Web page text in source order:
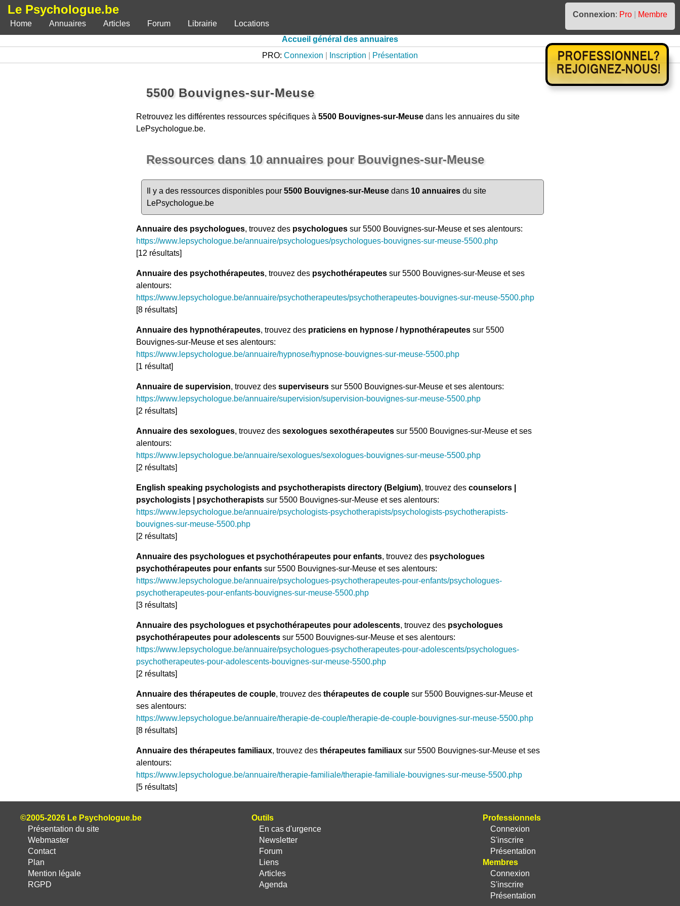
Le Psychologue.be Connexion: Pro
Membre
Home
Annuaires Articles Forum Librairie
Locations
Accueil général des annuaires
PRO: Connexion Inscription Présentation
5500 Bouvignes-sur-Meuse
Retrouvez les différentes ressources spécifiques à 5500 Bouvignes-sur-Meusedans les annuaires du site
LePsychologue.be.
Ressources dans 10 annuaires pour Bouvignes-sur-Meuse
Il y a des ressources disponibles pour 5500 Bouvignes-sur-Meusedans 10 annuairesdu site
LePsychologue.be
Annuaire des psychologues, trouvez des psychologuessur 5500 Bouvignes-sur-Meuse et ses alentours:
https://www.lepsychologue.be/annuaire/psychologues/psychologues-bouvignes-sur-meuse-5500.php
[12 résultats]
Annuaire des psychothérapeutes, trouvez des psychothérapeutessur 5500 Bouvignes-sur-Meuse et ses
alentours:
https://www.lepsychologue.be/annuaire/psychotherapeutes/psychotherapeutes-bouvignes-sur-meuse-5500.php
[8 résultats]
Annuaire des hypnothérapeutes, trouvez des praticiens en hypnose / hypnothérapeutessur 5500
Bouvignes-sur-Meuse et ses alentours:
https://www.lepsychologue.be/annuaire/hypnose/hypnose-bouvignes-sur-meuse-5500.php
[1 résultat]
Annuaire de supervision, trouvez des superviseurssur 5500 Bouvignes-sur-Meuse et ses alentours:
https://www.lepsychologue.be/annuaire/supervision/supervision-bouvignes-sur-meuse-5500.php
[2 résultats]
Annuaire des sexologues, trouvez des sexologues sexothérapeutessur 5500 Bouvignes-sur-Meuse et ses
alentours:
https://www.lepsychologue.be/annuaire/sexologues/sexologues-bouvignes-sur-meuse-5500.php
[2 résultats]
English speaking psychologists and psychotherapists directory (Belgium), trouvez des counselors |
psychologists | psychotherapistssur 5500 Bouvignes-sur-Meuse et ses alentours:
https://www.lepsychologue.be/annuaire/psychologists-psychotherapists/psychologists-psychotherapists-
bouvignes-sur-meuse-5500.php
[2 résultats]
Annuaire des psychologues et psychothérapeutes pour enfants, trouvez des psychologues
psychothérapeutes pour enfantssur 5500 Bouvignes-sur-Meuse et ses alentours:
https://www.lepsychologue.be/annuaire/psychologues-psychotherapeutes-pour-enfants/psychologues-
psychotherapeutes-pour-enfants-bouvignes-sur-meuse-5500.php
[3 résultats]
Annuaire des psychologues et psychothérapeutes pour adolescents, trouvez des psychologues
psychothérapeutes pour adolescentssur 5500 Bouvignes-sur-Meuse et ses alentours:
https://www.lepsychologue.be/annuaire/psychologues-psychotherapeutes-pour-adolescents/psychologues-
psychotherapeutes-pour-adolescents-bouvignes-sur-meuse-5500.php
[2 résultats]
Annuaire des thérapeutes de couple, trouvez des thérapeutes de couplesur 5500 Bouvignes-sur-Meuse et
ses alentours:
https://www.lepsychologue.be/annuaire/therapie-de-couple/therapie-de-couple-bouvignes-sur-meuse-5500.php
[8 résultats]
Annuaire des thérapeutes familiaux, trouvez des thérapeutes familiauxsur 5500 Bouvignes-sur-Meuse et ses
alentours:
https://www.lepsychologue.be/annuaire/therapie-familiale/therapie-familiale-bouvignes-sur-meuse-5500.php
[5 résultats]
©2005-2026 Le Psychologue.be
Présentation du site
Webmaster
Contact
Plan
Mention légale
RGPD
Professionnels
Connexion
S'inscrire
Présentation
Membres
Connexion
S'inscrire
Présentation
Outils
En cas d'urgence
Newsletter
Forum
Liens
Articles
Agenda